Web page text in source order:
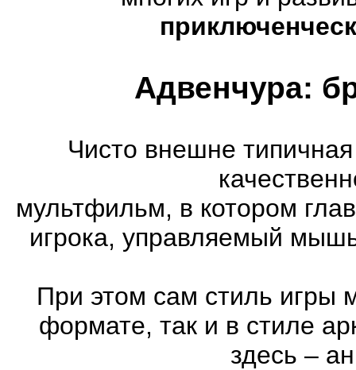
Адвенчура:
Чисто внешне
мультфильм, в котором
игрока, управляемый
При этом сам стиль игры
формате, так и в стиле
здесь –